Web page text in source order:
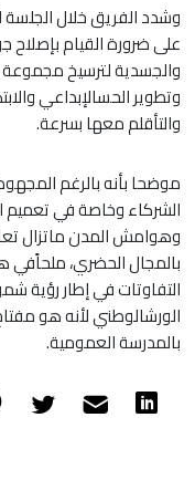
وشدد الفريق خلال الجلسة
على ضرورة القيام بإصلاح
والجسدية لترسيخ مجموعة
وتطوير الحسالإبداعي
والتأقلم معها بسرعة.
موضحا بأنه بالرغم
الشركاء وخاصة في تعميم
وهوامش المدن ماتزال
بالمجال الحضري، ملحاًفي
التفاوتات في إطار رؤية
الورشالوطني لأنه هو
بالمدرسة العمومية.